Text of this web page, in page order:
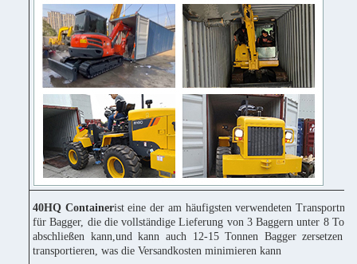
40HQ Containerist eine der am häufigsten verwendeten
für Bagger, die die vollständige Lieferung von 3 Baggern unter 8
abschließen kann,und kann auch 12-15 Tonnen Bagger zersetzen
transportieren, was die Versandkosten minimieren kann